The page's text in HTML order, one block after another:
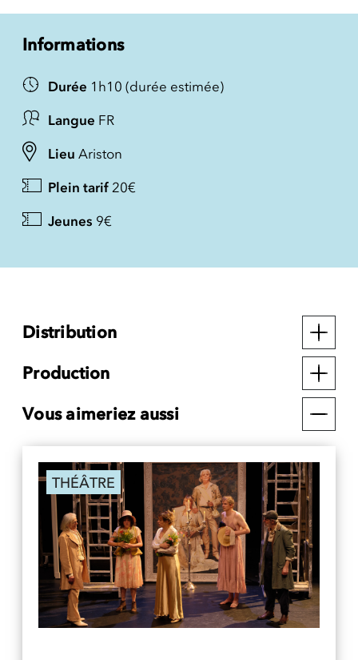
Informations
Durée 1h10 (durée estimée)
Langue FR
Lieu Ariston
Plein tarif 20€
Jeunes 9€
Distribution
Production
Vous aimeriez aussi
THÉÂTRE